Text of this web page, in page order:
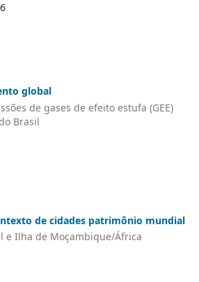
global
de gases de efeito estufa (GEE)
Brasil
de cidades patrimônio mundial
e Ilha de Moçambique/África